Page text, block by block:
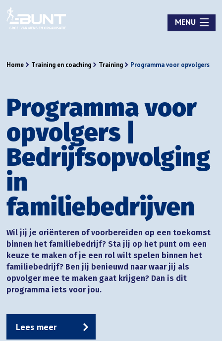
MENU
Home Training en coaching Training Programma voor opvolgers
Programma voor
opvolgers |
Bedrijfsopvolging
in
familiebedrijven
Wil jij je oriënteren of voorbereiden op een toekomst
binnen het familiebedrijf? Sta jij op het punt om een
keuze te maken of je een rol wilt spelen binnen het
familiebedrijf? Ben jij benieuwd naar waar jij als
opvolger mee te maken gaat krijgen? Dan is dit
programma iets voor jou.
Lees meer